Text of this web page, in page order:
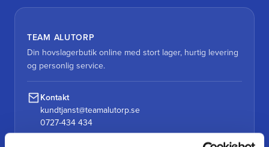
TEAM ALUTORP
Din hovslagerbutik online med stort lager, hurtig levering
og personlig service.
Kontakt
kundtjanst@teamalutorp.se
0727-434 434